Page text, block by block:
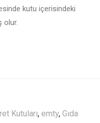
kutu içerisindeki
olur.
Kutuları, emty, Gıda